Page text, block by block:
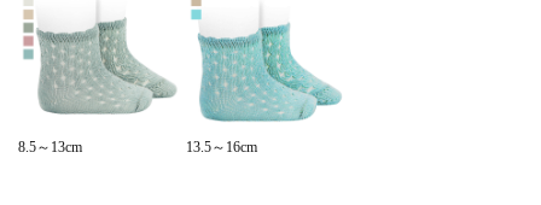
8.5～13cm 13.5～16cm